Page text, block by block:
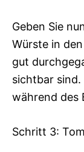
Geben Sie
Würste in
gut
sichtbar sind.
während des
Schritt 3: